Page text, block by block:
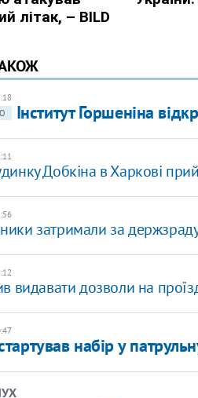
Інститут Горшеніна
Добкіна в Харкові
затримали за
видавати дозволи на
набір у